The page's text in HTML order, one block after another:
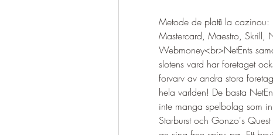
Metode de plată la cazinou:
Mastercard, Maestro, Skrill,
Webmoney<br>NetEnts
slotens vard har foretaget
forvarv av andra stora
hela varlden! De basta
inte manga spelbolag som
Starburst och Gonzo's